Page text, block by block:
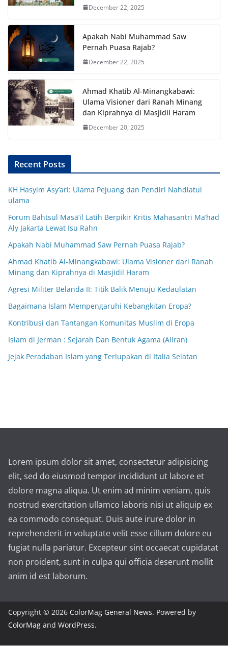
December 22, 2025
Apakah Nabi Muhammad Saw
Pernah Puasa Rajab?
December 22, 2025
Ahmad Khatib Al-Minangkabawi:
Ulama Visioner dari Ranah Minang
dan Kiprahnya di Masjidil Haram
December 20, 2025
Recent Posts
KH Hasyim Asy’ari: Ulama Pejuang dan Pendiri Nahdlatul
ulama
Forum Bahtsul Masā’il Latih Berpikir Kritis Mahasantri Ma’had
Aly Jakarta Lewat Isu Rahn
Apakah Nabi Muhammad Saw Pernah Puasa Rajab?
Ahmad Khatib Al-Minangkabawi: Ulama Visioner dari Ranah
Minang dan Kiprahnya di Masjidil Haram
Agresi Militer Belanda II: Titik Balik Menuju Kedaulatan
Bagaimana Islam Mempengaruhi Kebangkitan Eropa?
Kontribusi dan Tantangan Komunitas Muslim di Eropa
Islam di Jerman : Sejarah Dan Bentuk Agama (Aliran)
Jejak Peradaban Islam yang Terlupakan di Italia Selatan
Lorem ipsum dolor sit amet, consectetur adipisicing
elit, sed do eiusmod tempor incididunt ut labore et
dolore magna aliqua. Ut enim ad minim veniam, quis
nostrud exercitation ullamco laboris nisi ut aliquip ex
ea commodo consequat. Duis aute irure dolor in
reprehenderit in voluptate velit esse cillum dolore eu
fugiat nulla pariatur. Excepteur sint occaecat cupidatat
non proident, sunt in culpa qui officia deserunt mollit
anim id est laborum.
Copyright © 2026 ColorMag General News. Powered by
ColorMag and WordPress.